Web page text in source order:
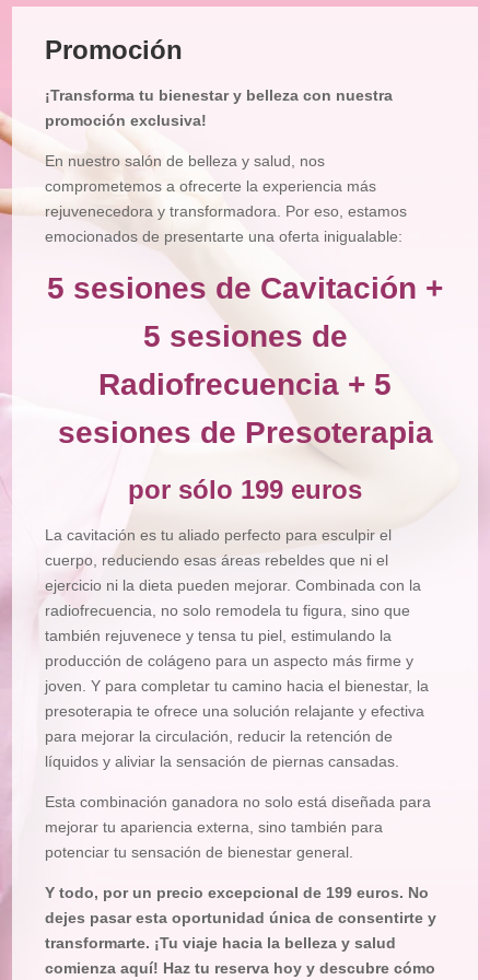
Tratamiento
Tratamiento
Depilación
Manicura
y
Pedicura
Maquillajes
Micropigmentación
Microblading
Pestañas
Peluquería
Promoción
¡Transforma tu bienestar y belleza con nuestra
promoción exclusiva!
En nuestro salón de belleza y salud, nos
comprometemos a ofrecerte la experiencia más
rejuvenecedora y transformadora. Por eso, estamos
emocionados de presentarte una oferta inigualable:
5 sesiones de Cavitación +
5 sesiones de
Radiofrecuencia + 5
sesiones de Presoterapia
por sólo 199 euros
La cavitación es tu aliado perfecto para esculpir el
cuerpo, reduciendo esas áreas rebeldes que ni el
ejercicio ni la dieta pueden mejorar. Combinada con la
radiofrecuencia, no solo remodela tu figura, sino que
también rejuvenece y tensa tu piel, estimulando la
producción de colágeno para un aspecto más firme y
joven. Y para completar tu camino hacia el bienestar, la
presoterapia te ofrece una solución relajante y efectiva
para mejorar la circulación, reducir la retención de
líquidos y aliviar la sensación de piernas cansadas.
Esta combinación ganadora no solo está diseñada para
mejorar tu apariencia externa, sino también para
potenciar tu sensación de bienestar general.
Y todo, por un precio excepcional de 199 euros. No
dejes pasar esta oportunidad única de consentirte y
transformarte. ¡Tu viaje hacia la belleza y salud
comienza aquí! Haz tu reserva hoy y descubre cómo